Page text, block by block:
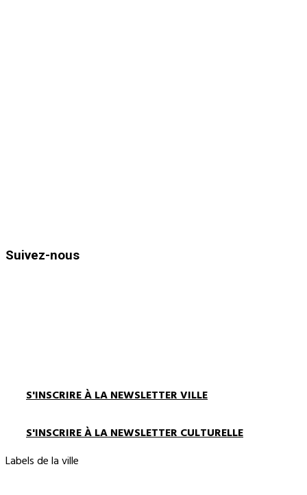
Suivez-nous
S'INSCRIRE À LA NEWSLETTER VILLE
S'INSCRIRE À LA NEWSLETTER CULTURELLE
Labels de la ville